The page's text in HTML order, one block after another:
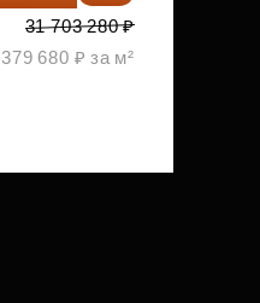
31 703 280 ₽
379 680 ₽ за м²